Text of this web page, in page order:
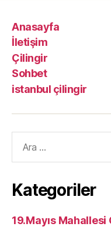
Anasayfa
İletişim
Çilingir
Sohbet
istanbul çilingir
yap:
Kategoriler
19.Mayıs